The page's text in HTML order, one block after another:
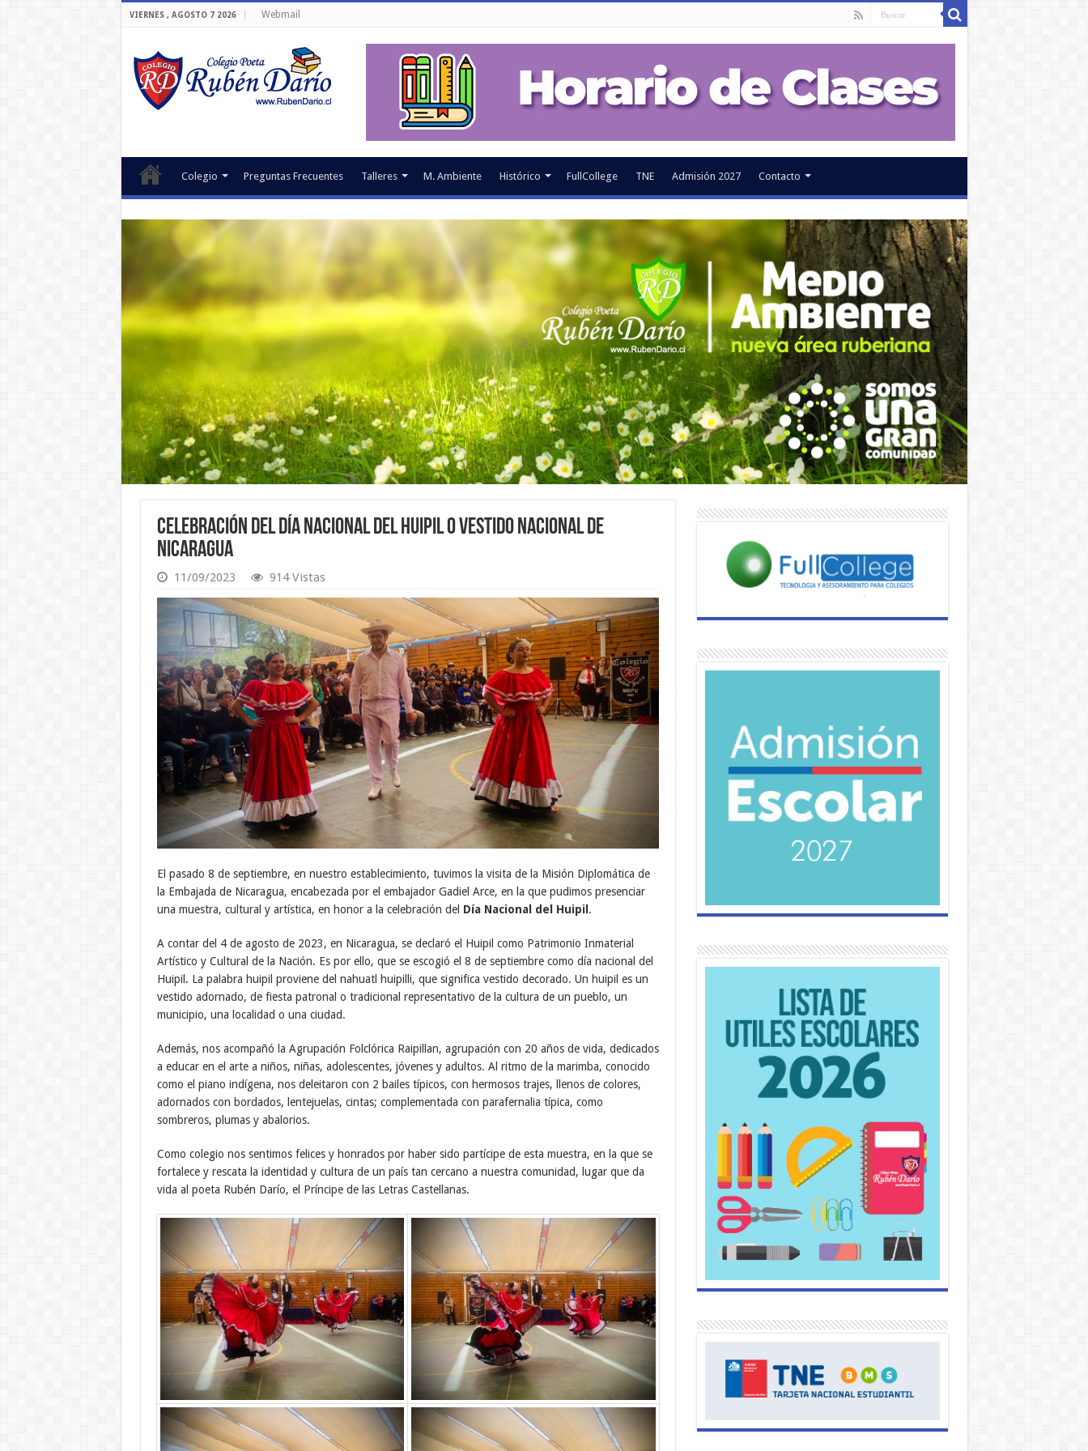
VIERNES , AGOSTO 7 2026 Webmail
Colegio Preguntas Frecuentes Talleres M. Ambiente Histórico FullCollege TNE Admisión 2027 Contacto
Celebración del Día Nacional del Huipil o Vestido Nacional de
Nicaragua
11/09/2023 914 Vistas
El pasado 8 de septiembre, en nuestro establecimiento, tuvimos la visita de la Misión Diplomática de
la Embajada de Nicaragua, encabezada por el embajador Gadiel Arce, en la que pudimos presenciar
una muestra, cultural y artística, en honor a la celebración del Día Nacional del Huipil .
A contar del 4 de agosto de 2023, en Nicaragua, se declaró el Huipil como Patrimonio Inmaterial
Artístico y Cultural de la Nación. Es por ello, que se escogió el 8 de septiembre como día nacional del
Huipil. La palabra huipil proviene del nahuatl huipilli, que significa vestido decorado. Un huipil es un
vestido adornado, de fiesta patronal o tradicional representativo de la cultura de un pueblo, un
municipio, una localidad o una ciudad.
Además, nos acompañó la Agrupación Folclórica Raipillan, agrupación con 20 años de vida, dedicados
a educar en el arte a niños, niñas, adolescentes, jóvenes y adultos. Al ritmo de la marimba, conocido
como el piano indígena, nos deleitaron con 2 bailes típicos, con hermosos trajes, llenos de colores,
adornados con bordados, lentejuelas, cintas; complementada con parafernalia típica, como
sombreros, plumas y abalorios.
Como colegio nos sentimos felices y honrados por haber sido partícipe de esta muestra, en la que se
fortalece y rescata la identidad y cultura de un país tan cercano a nuestra comunidad, lugar que da
vida al poeta Rubén Darío, el Príncipe de las Letras Castellanas.